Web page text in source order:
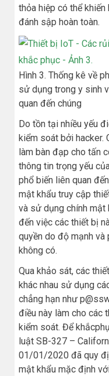
thỏa hiệp có thể
đánh sập hoàn toàn.
Hình 3. Thống kê về
sử dụng trong y sinh
quan đến chúng
Do tồn tại nhiều yếu
kiểm soát bởi
làm bàn đạp cho tấn
thông tin trọng yếu
phổ biến liên quan
mật khẩu truy cập
và sử dụng chính mật
đến việc các thiết bị
quyền do độ mạnh
không có.
Qua khảo sát, các
khác nhau sử dụng
chẳng hạn như
điều này làm cho các
kiểm soát. Để
luật SB-327 –
01/01/2020 đã quy
mật khẩu mặc định